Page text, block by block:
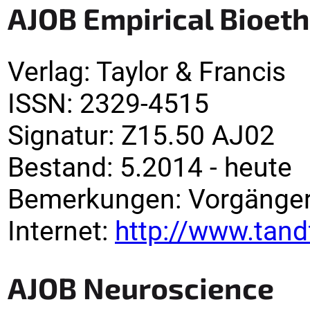
AJOB Empirical
Verlag: Taylor & Francis
ISSN: 2329-4515
Signatur: Z15.50 AJ02
Bestand: 5.2014 - heute
Bemerkungen:
Internet: http://
AJOB Neuroscience